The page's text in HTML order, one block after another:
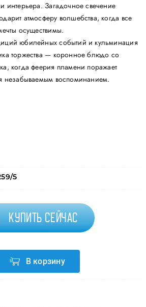
интерьера. Загадочное свечение
атмосферу волшебства, когда все
осуществимы.
юбилейных событий и кульминация
торжества — коронное блюдо со
когда феерия пламени поражает
незабываемым воспоминанием.
5
Купить сейчас
В корзину